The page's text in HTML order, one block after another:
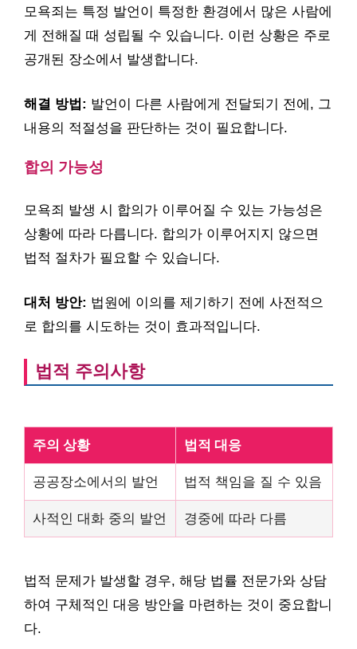
모욕죄는 특정 발언이 특정한 환경에서 많은 사람에
게 전해질 때 성립될 수 있습니다. 이런 상황은 주로
공개된 장소에서 발생합니다.
해결 방법: 발언이 다른 사람에게 전달되기 전에, 그
내용의 적절성을 판단하는 것이 필요합니다.
합의 가능성
모욕죄 발생 시 합의가 이루어질 수 있는 가능성은
상황에 따라 다릅니다. 합의가 이루어지지 않으면
법적 절차가 필요할 수 있습니다.
대처 방안: 법원에 이의를 제기하기 전에 사전적으
로 합의를 시도하는 것이 효과적입니다.
법적 주의사항
주의 상황 법적 대응
공공장소에서의 발언 법적 책임을 질 수 있음
사적인 대화 중의 발언 경중에 따라 다름
법적 문제가 발생할 경우, 해당 법률 전문가와 상담
하여 구체적인 대응 방안을 마련하는 것이 중요합니
다.